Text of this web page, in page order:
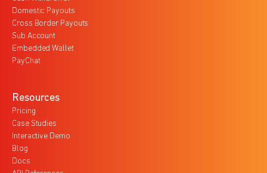
Domestic Payouts
Cross Border Payouts
Sub Account
Embedded Wallet
PayChat
Resources
Pricing
Case Studies
Interactive Demo
Blog
Docs